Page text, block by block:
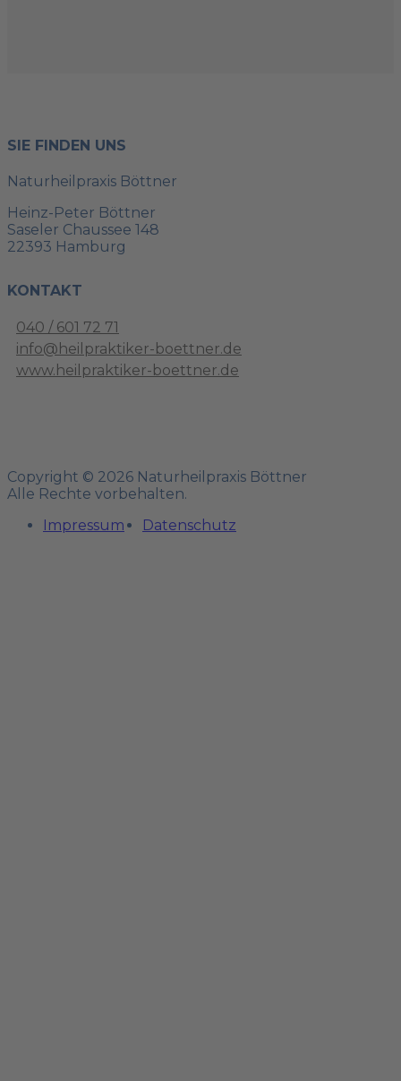
SIE FINDEN UNS
Naturheilpraxis Böttner
Heinz-Peter Böttner
Saseler Chaussee 148
22393 Hamburg
KONTAKT
040 / 601 72 71
info@heilpraktiker-boettner.de
www.heilpraktiker-boettner.de
Copyright © 2026 Naturheilpraxis Böttner
Alle Rechte vorbehalten.
Impressum
Datenschutz­